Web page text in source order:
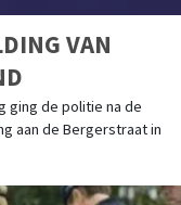
VAN
ging de politie na de
aan de Bergerstraat in